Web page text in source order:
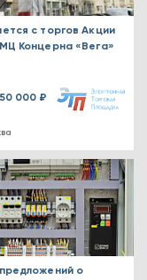
с торгов Акции
Концерна «Вега»
000 ₽
о